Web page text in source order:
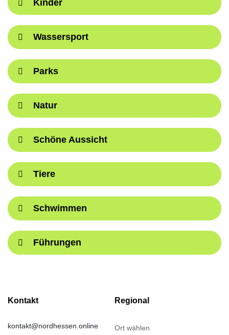
Kinder
Wassersport
Parks
Natur
Schöne Aussicht
Tiere
Schwimmen
Führungen
Kontakt
kontakt@nordhessen.online
Regional
Ort wählen